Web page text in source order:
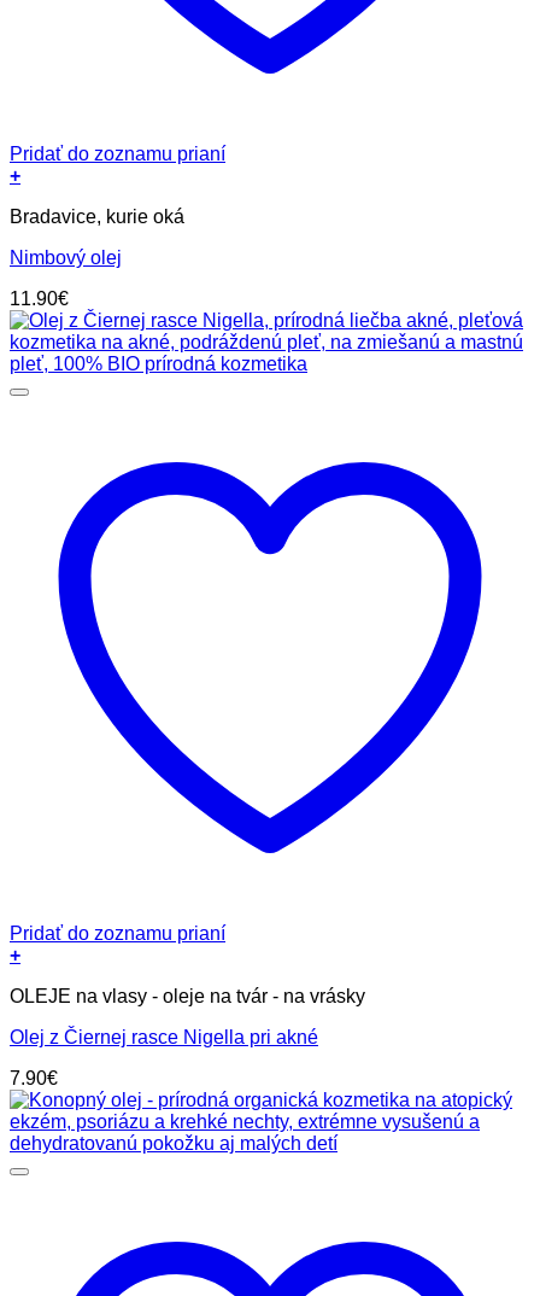
Pridať do zoznamu prianí
+
Bradavice, kurie oká
Nimbový olej
11.90€
Pridať do zoznamu prianí
+
OLEJE na vlasy - oleje na tvár - na vrásky
Olej z Čiernej rasce Nigella pri akné
7.90€